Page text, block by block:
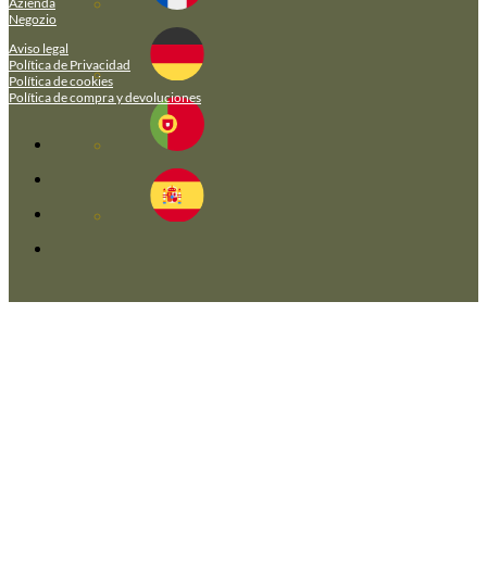
Negozio
Aviso legal
Política de Privacidad
Política de cookies
Política de compra y devoluciones